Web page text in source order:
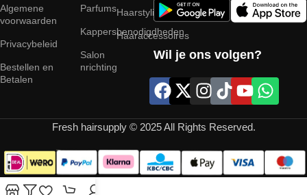
Algemene
voorwaarden
Privacybeleid
Bestellen en
Betalen
Parfums
Kappersbenodigdheden
Salon
nrichting
Haarstyling
Haaraccessoires
Wil je ons volgen?
Fresh hairsupply © 2025 All Rights Reserved.